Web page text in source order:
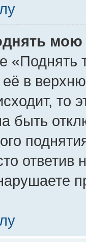
мою
«Поднять
её в
то
быть
ответив